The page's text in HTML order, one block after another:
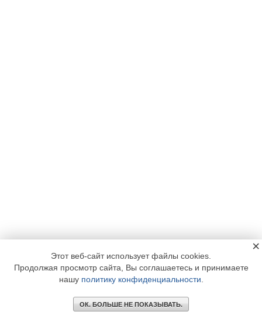
Этот веб-сайт использует файлы cookies.
Продолжая просмотр сайта, Вы соглашаетесь и принимаете
нашу политику конфиденциальности
ОК. БОЛЬШЕ НЕ ПОКАЗЫВАТЬ.
×